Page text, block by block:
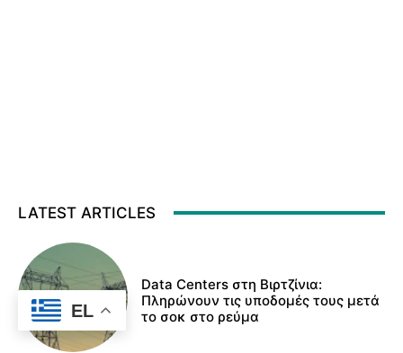
LATEST ARTICLES
Data Centers στη Βιρτζίνια:
Πληρώνουν τις υποδομές τους μετά
το σοκ στο ρεύμα
EL